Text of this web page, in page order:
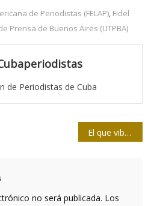
de Periodistas (FELAP), Fidel
Prensa de Buenos Aires (UTPBA)
de Periodistas de Cuba
El que vibra en las montañas
no será publicada. Los